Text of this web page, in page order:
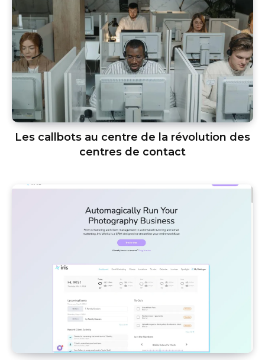
Les callbots au centre de la révolution des
centres de contact